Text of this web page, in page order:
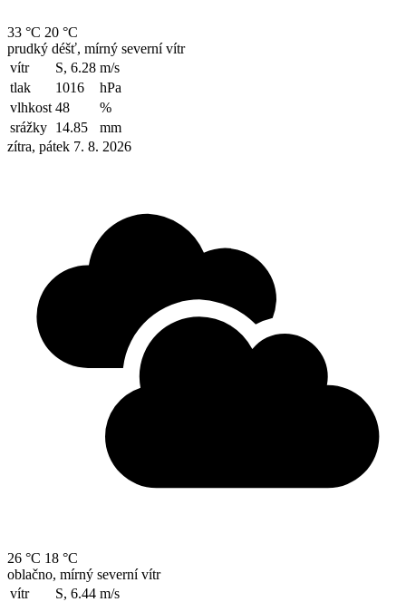
33 °C 20 °C
prudký déšť, mírný severní vítr
vítr
S, 6.28 m/s
tlak
1016
hPa
vlhkost 48
%
srážky 14.85
mm
zítra, pátek 7. 8. 2026
26 °C 18 °C
oblačno, mírný severní vítr
vítr
S, 6.44 m/s